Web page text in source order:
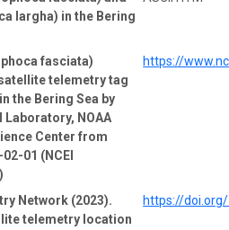
largha) in the Bering
fasciata)
telemetry tag
the Bering Sea by
NOAA
Center from
01 (NCEI
https://
Network (2023).
telemetry location
https://